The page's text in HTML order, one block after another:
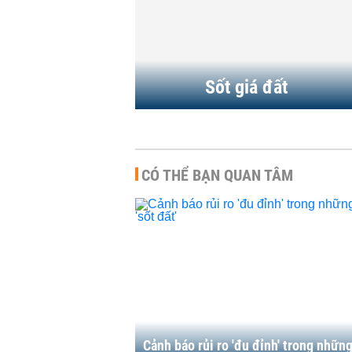
Sốt giá đất
CÓ THỂ BẠN QUAN TÂM
Cảnh báo rủi ro 'đu đỉnh' trong